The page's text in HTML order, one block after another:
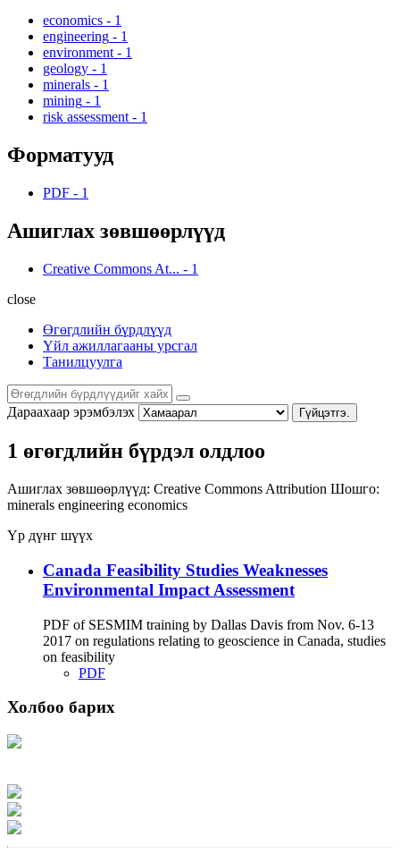
economics - 1
engineering - 1
environment - 1
geology - 1
minerals - 1
mining - 1
risk assessment - 1
Форматууд
PDF - 1
Ашиглах зөвшөөрлүүд
Creative Commons At... - 1
close
Өгөгдлийн бүрдлүүд
Үйл ажиллагааны урсгал
Танилцуулга
Дараахаар эрэмбэлэх Гүйцэтгэ.
1 өгөгдлийн бүрдэл олдлоо
Ашиглах зөвшөөрлүүд: Creative Commons Attribution Шошго:
minerals engineering economics
Үр дүнг шүүх
Canada Feasibility Studies Weaknesses
Environmental Impact Assessment
PDF of SESMIM training by Dallas Davis from Nov. 6-13
2017 on regulations relating to geoscience in Canada, studies
on feasibility
PDF
Холбоо барих